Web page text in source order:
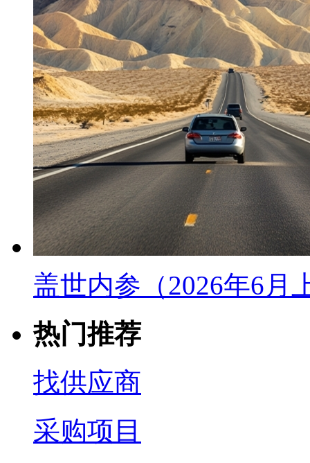
盖世内参（2026年6月
热门推荐
找供应商
采购项目